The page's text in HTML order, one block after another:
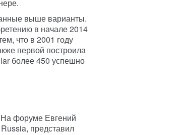
выше варианты.
в начале 2014
что в 2001 году
первой построила
более 450 успешно
форуме Евгений
представил